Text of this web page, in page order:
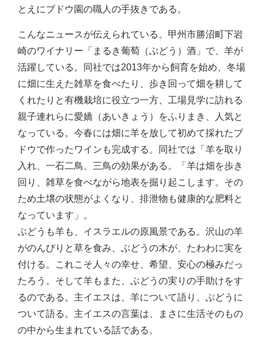
とえにブドウ園の職人の手抜きである。
こんなニュースが伝えられている。甲州市勝沼町下岩
崎のワイナリー「まるき葡萄（ぶどう）酒」で、羊が
活躍している。同社では2013年から飼育を始め、冬場
に畑に生えた雑草を食べたり、歩き回って畑を耕して
くれたりと有機栽培に役立つ一方、工場見学に訪れる
親子連れらに愛嬌（あいきょう）をふりまき、人気と
なっている。今春には畑に羊を放して初めて採れたブ
ドウで作ったワインも完成する。同社では「羊を取り
入れ、一石二鳥、三鳥の効果がある。「羊は畑を歩き
回り、雑草を食べながら地表を掘り起こします。その
ため土壌の状態がよくなり、排泄物も健康的な肥料と
なっています」。
ぶどうも羊も、イスラエルの原風景である。沢山の羊
がのんびりと草を食み、ぶどうの木が、たわわに実を
付ける。これこそ人々の幸せ、希望、安心の極みだっ
たろう。そして羊もまた、ぶどうの実りの手助けをす
るのである。主イエスは、羊について語り、ぶどうに
ついて語る。主イエスの言葉は、まさに生活そのもの
の中から生まれている話である。